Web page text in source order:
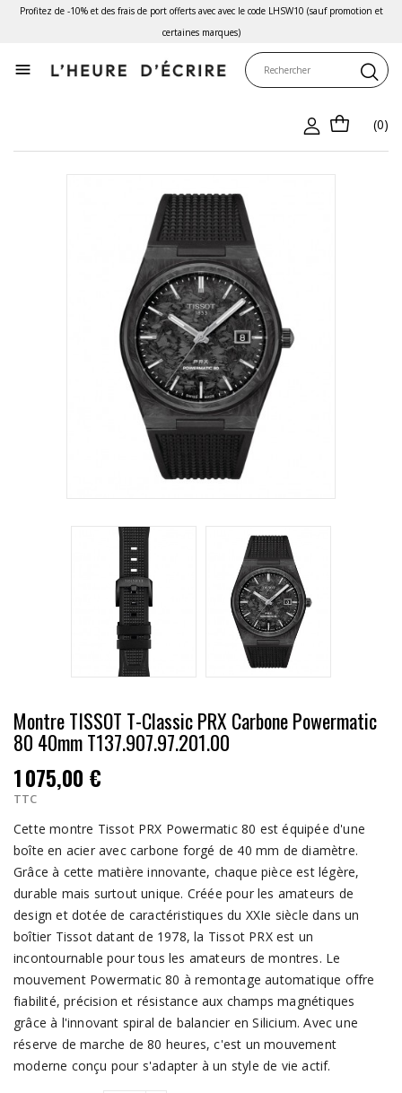
Profitez de -10% et des frais de port offerts avec avec le code LHSW10 (sauf promotion et
certaines marques)

(0)
Montre TISSOT T-Classic PRX Carbone Powermatic
80 40mm T137.907.97.201.00
1 075,00 €
TTC
Cette montre Tissot PRX Powermatic 80 est équipée d'une
boîte en acier avec carbone forgé de 40 mm de diamètre.
Grâce à cette matière innovante, chaque pièce est légère,
durable mais surtout unique. Créée pour les amateurs de
design et dotée de caractéristiques du XXIe siècle dans un
boîtier Tissot datant de 1978, la Tissot PRX est un
incontournable pour tous les amateurs de montres. Le
mouvement Powermatic 80 à remontage automatique offre
fiabilité, précision et résistance aux champs magnétiques
grâce à l'innovant spiral de balancier en Silicium. Avec une
réserve de marche de 80 heures, c'est un mouvement
moderne conçu pour s'adapter à un style de vie actif.